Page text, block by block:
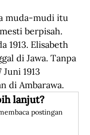
muda-mudi itu
berpisah.
1913. Elisabeth
di Jawa. Tanpa
1913
di Ambarawa.
lanjut?
postingan